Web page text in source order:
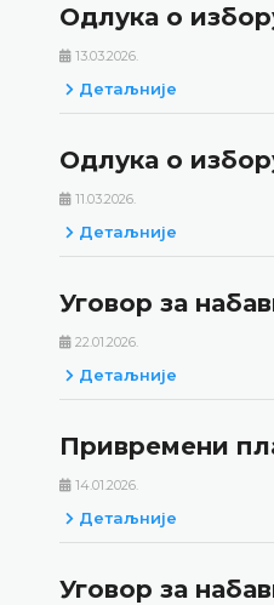
Одлука о
13.03.2026.
Детаљније
Одлука о
11.03.2026.
Детаљније
Уговор за
22.01.2026.
Детаљније
Привремени
14.01.2026.
Детаљније
Уговор за